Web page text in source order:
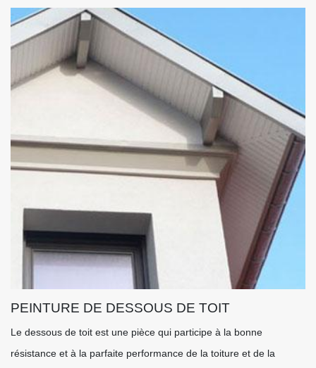
PEINTURE DE DESSOUS DE TOIT
Le dessous de toit est une pièce qui participe à la bonne
résistance et à la parfaite performance de la toiture et de la